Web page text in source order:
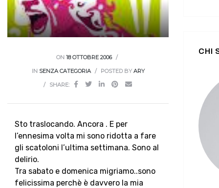
ON 18 OTTOBRE 2006
IN SENZA CATEGORIA POSTED BY ARY
SHARE:
Sto traslocando. Ancora . E per
l’ennesima volta mi sono ridotta a fare
gli scatoloni l’ultima settimana. Sono al
delirio.
Tra sabato e domenica migriamo..sono
felicissima perchè è davvero la mia
CHI